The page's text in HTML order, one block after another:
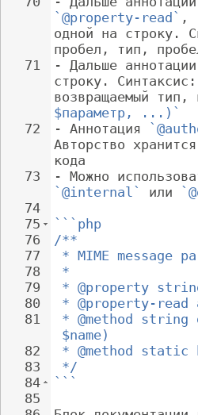
71
72
73
74
75
76
77
78
79
80
81
82
83
84
85
`@property-read` ,
одной на строку.
пробел, тип,
- Дальше аннотации
строку.
возвращаемый тип,
$параметр, ...)`
- Аннотация
Авторство
кода
- Можно
`@internal`
или
```php
/**
* MIME message
*
* @property
* @property-read
* @method string
$name)
* @method static
*/
```